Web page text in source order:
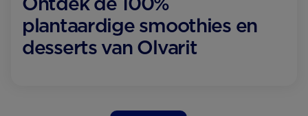
plantaardige smoothies en
desserts van Olvarit